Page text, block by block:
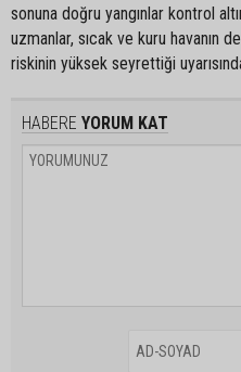
sonuna doğru yangınlar kontrol
uzmanlar, sıcak ve kuru havanın
riskinin yüksek seyrettiği
HABERE YORUM KAT